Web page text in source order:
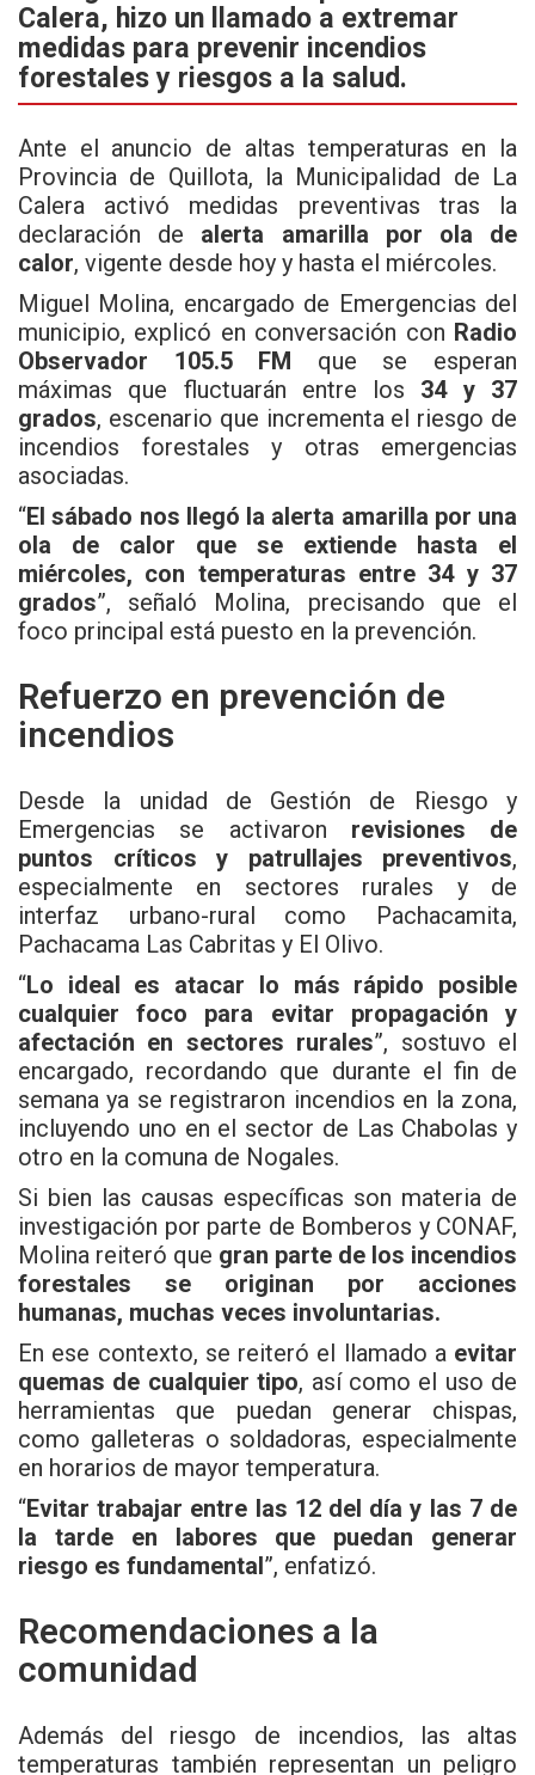
o
o
k
A
p
p
Calera, hizo un llamado a extremar
medidas para prevenir incendios
forestales y riesgos a la salud.
Ante el anuncio de altas temperaturas en la
Provincia de Quillota, la Municipalidad de La
Calera activó medidas preventivas tras la
declaración de alerta amarilla por ola de
calor, vigente desde hoy y hasta el miércoles.
Miguel Molina, encargado de Emergencias del
municipio, explicó en conversación con Radio
Observador 105.5 FM que se esperan
máximas que fluctuarán entre los 34 y 37
grados, escenario que incrementa el riesgo de
incendios forestales y otras emergencias
asociadas.
“El sábado nos llegó la alerta amarilla por una
ola de calor que se extiende hasta el
miércoles, con temperaturas entre 34 y 37
grados”, señaló Molina, precisando que el
foco principal está puesto en la prevención.
Refuerzo en prevención de
incendios
Desde la unidad de Gestión de Riesgo y
Emergencias se activaron revisiones de
puntos críticos y patrullajes preventivos,
especialmente en sectores rurales y de
interfaz urbano-rural como Pachacamita,
Pachacama Las Cabritas y El Olivo.
“Lo ideal es atacar lo más rápido posible
cualquier foco para evitar propagación y
afectación en sectores rurales”, sostuvo el
encargado, recordando que durante el fin de
semana ya se registraron incendios en la zona,
incluyendo uno en el sector de Las Chabolas y
otro en la comuna de Nogales.
Si bien las causas específicas son materia de
investigación por parte de Bomberos y CONAF,
Molina reiteró que gran parte de los incendios
forestales se originan por acciones
humanas, muchas veces involuntarias.
En ese contexto, se reiteró el llamado a evitar
quemas de cualquier tipo, así como el uso de
herramientas que puedan generar chispas,
como galleteras o soldadoras, especialmente
en horarios de mayor temperatura.
“Evitar trabajar entre las 12 del día y las 7 de
la tarde en labores que puedan generar
riesgo es fundamental”, enfatizó.
Recomendaciones a la
comunidad
Además del riesgo de incendios, las altas
temperaturas también representan un peligro